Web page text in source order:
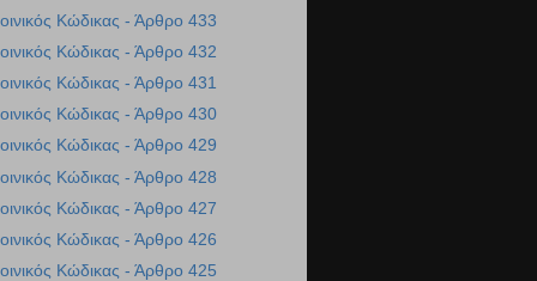
Κώδικας - Άρθρο 433
Κώδικας - Άρθρο 432
Κώδικας - Άρθρο 431
Κώδικας - Άρθρο 430
Κώδικας - Άρθρο 429
Κώδικας - Άρθρο 428
Κώδικας - Άρθρο 427
Κώδικας - Άρθρο 426
Κώδικας - Άρθρο 425